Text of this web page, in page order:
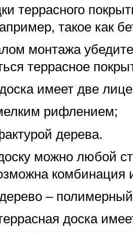
террасного
такое как
монтажа
террасное
имеет две
рифлением;
дерева.
можно любой
комбинация
– полимерный
доска